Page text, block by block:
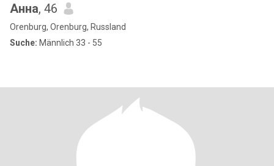
Анна, 46
Orenburg, Orenburg, Russland
Suche: Männlich 33 - 55